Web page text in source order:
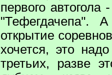
первого автогола
"Тефегдачепа".
открытие
хочется, это
третьих, разве